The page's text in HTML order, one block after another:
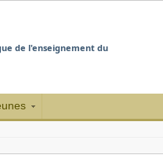
de l'enseignement du